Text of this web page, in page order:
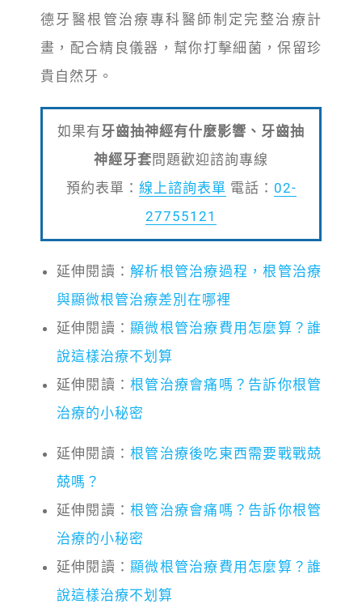
德牙醫根管治療專科醫師制定完整治療計
畫，配合精良儀器，幫你打擊細菌，保留珍
貴自然牙。
如果有 牙齒抽神經有什麼影響、牙齒抽
神經牙套問題歡迎諮詢專線
預約表單： 線上諮詢表單 電話： 02-
27755121
延伸閱讀：解析根管治療過程，根管治療
與顯微根管治療差別在哪裡
延伸閱讀： 顯微根管治療費用怎麼算？誰
說這樣治療不划算
延伸閱讀：根管治療會痛嗎？告訴你根管
治療的小秘密
延伸閱讀：根管治療後吃東西需要戰戰兢
兢嗎？
延伸閱讀：根管治療會痛嗎？告訴你根管
治療的小秘密
延伸閱讀： 顯微根管治療費用怎麼算？誰
說這樣治療不划算